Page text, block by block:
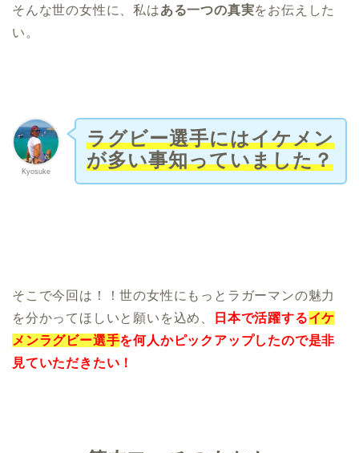
そんな世の女性に、私はある一つの真実をお伝えした
い。
Kyosuke
ラグビー選手にはイケメン
が多い事知っていました？
そこで今回は！！世の女性にもっとラガーマンの魅力
を分かってほしいと願いを込め、
日本で活躍するイケ
メンラグビー選手を何人かピックアップしたので是非
見ていただきたい！